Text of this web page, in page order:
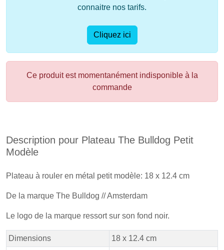
connaitre nos tarifs.
Cliquez ici
Ce produit est momentanément indisponible à la
commande
Description pour Plateau The Bulldog Petit
Modèle
Plateau à rouler en métal petit modèle: 18 x 12.4 cm
De la marque The Bulldog // Amsterdam
Le logo de la marque ressort sur son fond noir.
Dimensions
18 x 12.4 cm